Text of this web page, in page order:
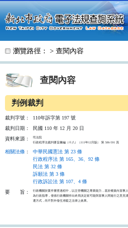
跳至主要內容
瀏覽路徑： > 查閱內容
查閱內容
判例裁判
裁判字號：
110年訴字第 197 號
裁判日期：
民國 110 年 12 月 20 日
資料來源：
司法院
行政程序法裁判要旨彙編（十八）（111年12月版） 第 586-591 頁
相關法條 ：
中華民國憲法 第 23 條
行政程序法 第 165、36、92 條
民法 第 32 條
訴願法 第 3 條
行政訴訟法 第 107、4 條
要
旨：
行政機關於案件審查過程中，以主管機關之專業能力，基於權責向當事人
為行政指導，僅係行政機關作出終局決定前可能與當事人間進行之意見溝
通方式，尚不對外發生准駁之法律上效果。